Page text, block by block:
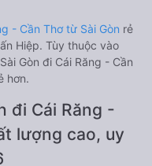
- Cần Thơ từ Sài Gòn rẻ
Hiệp. Tùy thuộc vào
Gòn đi Cái Răng - Cần
hơn.
đi Cái Răng -
lượng cao, uy